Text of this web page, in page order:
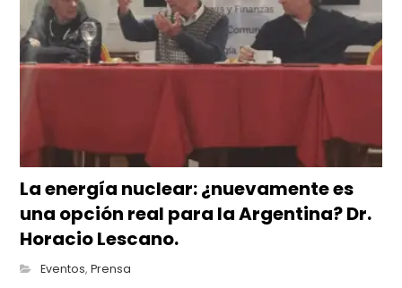
La energía nuclear: ¿nuevamente es
una opción real para la Argentina? Dr.
Horacio Lescano.
Eventos,Prensa